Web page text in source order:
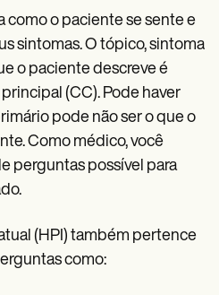
como o paciente se sente e
sintomas. O tópico, sintoma
o paciente descreve é
(CC). Pode haver
pode não ser o que o
Como médico, você
perguntas possível para
(HPI) também pertence
como: